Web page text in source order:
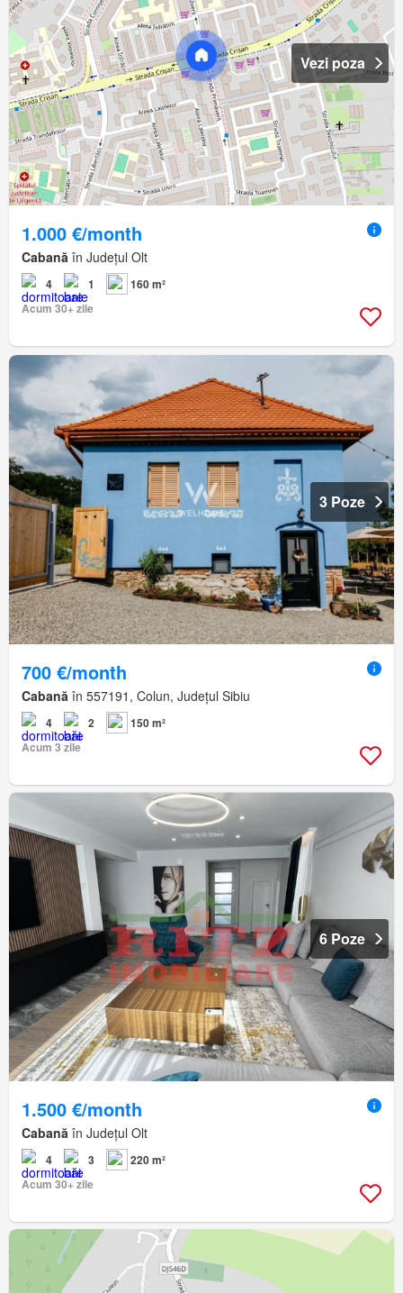
Vezi poza
1.000 €/month
Cabană în Județul Olt
4 1
160 m²
Acum 30+ zile
3 Poze
700 €/month
Cabană în 557191, Colun, Județul Sibiu
4 2
150 m²
Acum 3 zile
6 Poze
1.500 €/month
Cabană în Județul Olt
4 3
220 m²
Acum 30+ zile